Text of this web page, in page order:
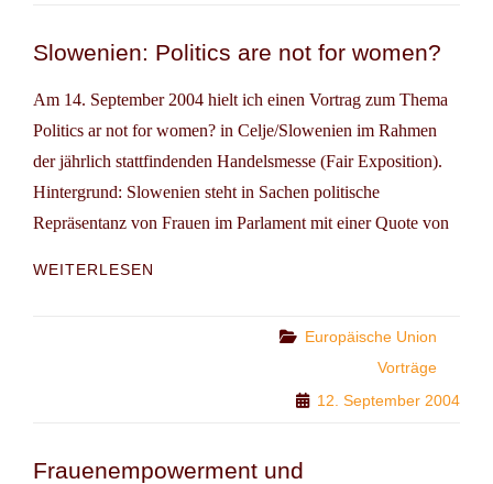
Slowenien: Politics are not for women?
Am 14. September 2004 hielt ich einen Vortrag zum Thema
Politics ar not for women? in Celje/Slowenien im Rahmen
der jährlich stattfindenden Handelsmesse (Fair Exposition).
Hintergrund: Slowenien steht in Sachen politische
Repräsentanz von Frauen im Parlament mit einer Quote von
WEITERLESEN
Categories
Europäische Union
Vorträge
12. September 2004
Frauenempowerment und